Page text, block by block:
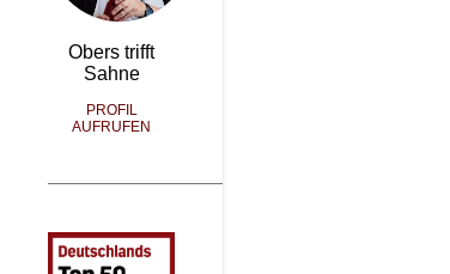
Obers trifft
Sahne
PROFIL
AUFRUFEN